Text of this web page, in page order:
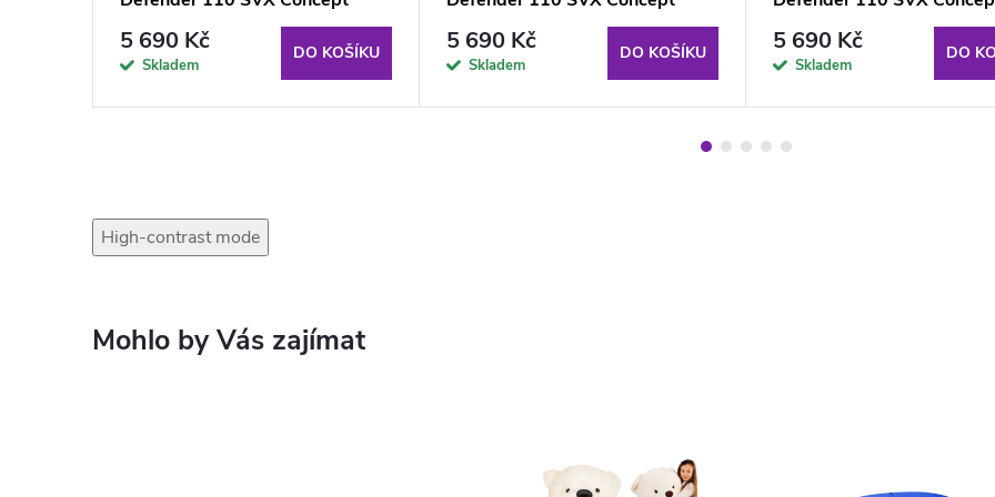
černé
5 690 Kč
Skladem
DO KOŠÍKU
červené
5 690 Kč
Skladem
DO KOŠÍKU 5 690 Kč
Skladem
DO
High-contrast mode